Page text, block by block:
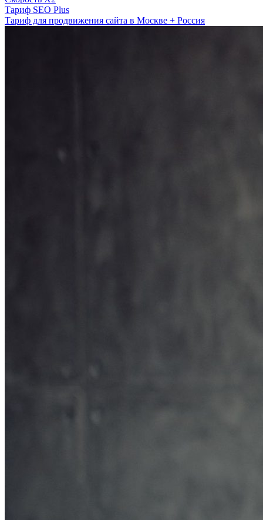
Тариф SEO Plus
Тариф для продвижения сайта в Москве + Россия